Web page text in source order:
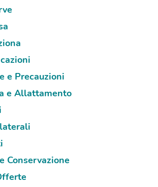
e Precauzioni
e Allattamento
Conservazione